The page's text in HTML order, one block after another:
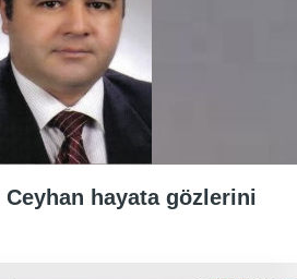
hayata gözlerini